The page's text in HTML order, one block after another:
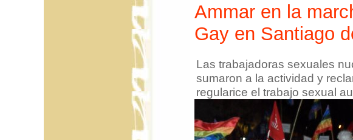
Ammar en la
Gay en Santiago
Las trabajadoras sexuales
sumaron a la actividad y
regularice el trabajo sexual